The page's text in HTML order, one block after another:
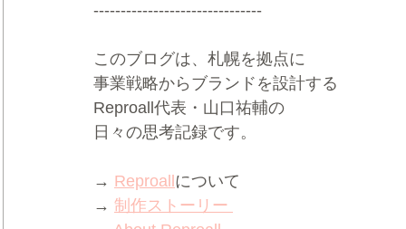
-------------------------------
このブログは、札幌を拠点に
事業戦略からブランドを設計する
Reproall代表・山口祐輔の
日々の思考記録です。
→ Reproall について
→ 制作ストーリー